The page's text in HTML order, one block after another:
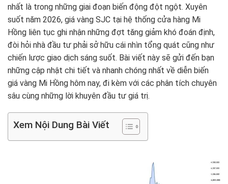
nhất là trong những giai đoạn biến động đột ngột. Xuyên
suốt năm 2026, giá vàng SJC tại hệ thống cửa hàng Mi
Hồng liên tục ghi nhận những đợt tăng giảm khó đoán định,
đòi hỏi nhà đầu tư phải sở hữu cái nhìn tổng quát cũng như
chiến lược giao dịch sáng suốt. Bài viết này sẽ gửi đến bạn
những cập nhật chi tiết và nhanh chóng nhất về diễn biến
giá vàng Mi Hồng hôm nay, đi kèm với các phân tích chuyên
sâu cùng những lời khuyên đầu tư giá trị.
Xem Nội Dung Bài Viết